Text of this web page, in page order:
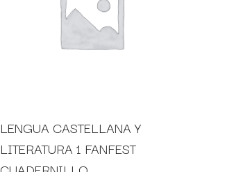
LENGUA CASTELLANA Y
LITERATURA 1 FANFEST